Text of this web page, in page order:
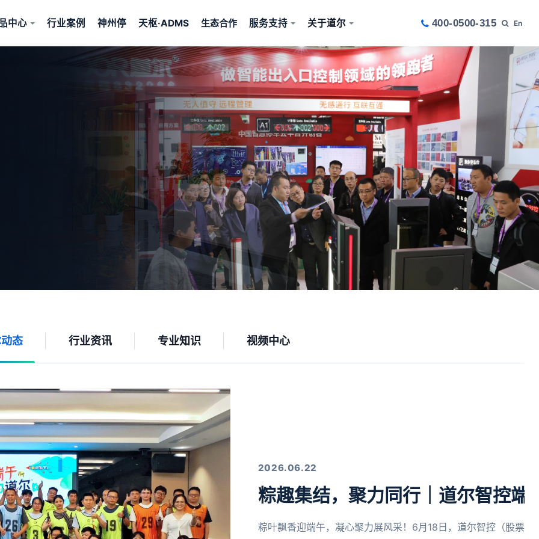
中心 行业案例 神州停 天枢·ADMS 服务支持 关于道尔 400-0500-315 En
态 行业资讯 专业知识 视频中心
2026.06.22
粽趣集结，聚力同行｜道尔智控端
粽叶飘香迎端午，凝心聚力展风采！6月18日，道尔智控（股票